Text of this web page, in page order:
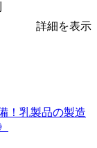
詳細を表示